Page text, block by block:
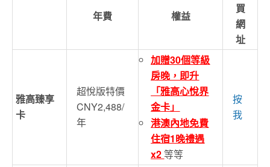
年費 權益
買
網
址
雅高臻享
卡
超悅版特價
CNY2,488/
年
加贈30個等級
房晚，即升
「雅高心悅界
金卡」
港澳內地免費
住宿1晚禮遇
x2 等等
按
我